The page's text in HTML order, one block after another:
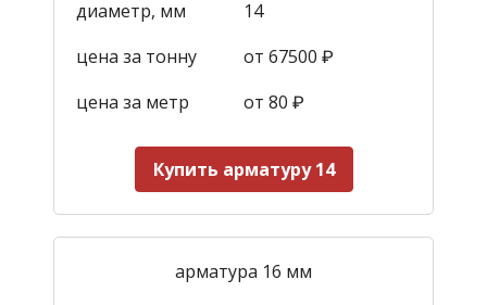
диаметр, мм
14
цена за тонну
от 67500 ₽
цена за метр
от 80 ₽
Купить арматуру 14
арматура 16 мм